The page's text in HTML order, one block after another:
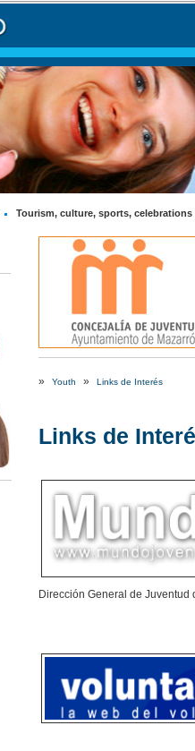
Tourism, culture, sports, celebrations
» Youth » Links de Interés
Links de
Dirección General de Juventud